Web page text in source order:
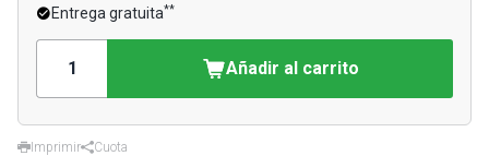
Entrega gratuita**
Añadir al carrito
Imprimir
Cuota